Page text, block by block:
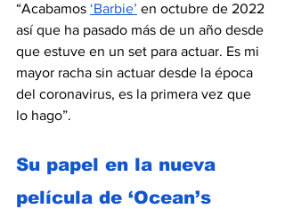
“Acabamos ‘Barbie’ en octubre de 2022
así que ha pasado más de un año desde
que estuve en un set para actuar. Es mi
mayor racha sin actuar desde la época
del coronavirus, es la primera vez que
lo hago”.
Su papel en la nueva
película de ‘Ocean’s